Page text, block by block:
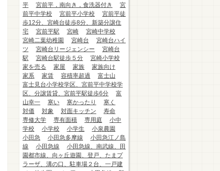
平
宮前平，南向き，食洗器付き
宮
前平中学校
宮前平小学校
宮前平徒
歩12分、宮崎台徒歩8分、新築分譲住
宅
宮前平駅 宮崎
宮崎中学校
宮崎二葉幼稚園
宮崎台
宮崎台ハイ
ツ
宮崎台リージェンシー
宮崎台
駅
宮崎台駅徒歩５分
宮崎小学校
家を売る
家屋 家族
家族向け
家系
家賃 容積率超過
富士山
富士見台小学校学区、宮前平中学校学
区、分譲賃貸、宮前平駅徒歩6分
富
山幸一
寒い 寒かったり
寒く
対価
対象 対面キッチン
寿命
専修大学
専有面積 専用庭
小中
学校
小学校 小学生
小泉農園
小田急
小田急多摩線
小田急江ノ島
線
小田急線
小田急線、南武線、田
園都市線、向ヶ丘遊園、登戸、たまプ
ラーザ、溝の口、駐車場２台、一戸建